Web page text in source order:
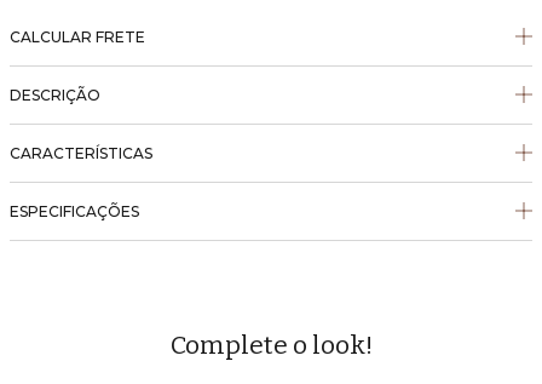
CALCULAR FRETE
DESCRIÇÃO
CARACTERÍSTICAS
ESPECIFICAÇÕES
Complete o look!